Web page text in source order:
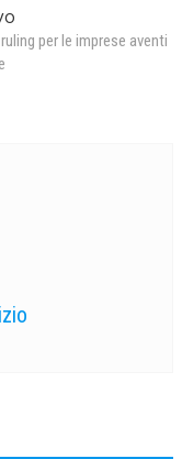
per le imprese aventi